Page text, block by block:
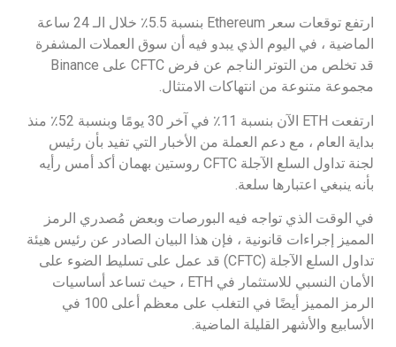
ارتفع توقعات سعر Ethereum بنسبة 5.5٪ خلال الـ 24 ساعة
الماضية ، في اليوم الذي يبدو فيه أن سوق العملات المشفرة
قد تخلص من التوتر الناجم عن فرض CFTC على Binance
مجموعة متنوعة من انتهاكات الامتثال.
ارتفعت ETH الآن بنسبة 11٪ في آخر 30 يومًا وبنسبة 52٪ منذ
بداية العام ، مع دعم العملة من الأخبار التي تفيد بأن رئيس
لجنة تداول السلع الآجلة CFTC روستين بهمان أكد أمس رأيه
بأنه ينبغي اعتبارها سلعة.
في الوقت الذي تواجه فيه البورصات وبعض مُصدري الرمز
المميز إجراءات قانونية ، فإن هذا البيان الصادر عن رئيس هيئة
تداول السلع الآجلة (CFTC) قد عمل على تسليط الضوء على
الأمان النسبي للاستثمار في ETH ، حيث تساعد أساسيات
الرمز المميز أيضًا في التغلب على معظم أعلى 100 في
الأسابيع والأشهر القليلة الماضية.